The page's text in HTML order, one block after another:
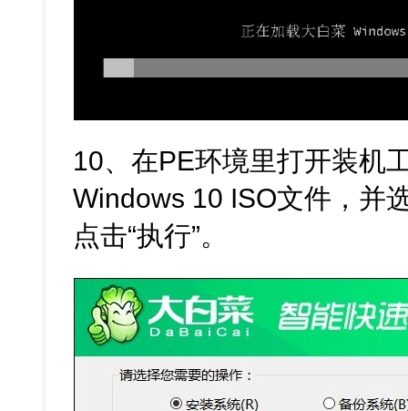
10、在PE环境里打开装机
Windows 10 ISO文件，并
点击“执行”。